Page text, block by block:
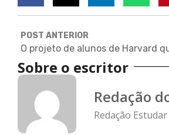
POST ANTERIOR
Sobre o escritor
Redação
Redação